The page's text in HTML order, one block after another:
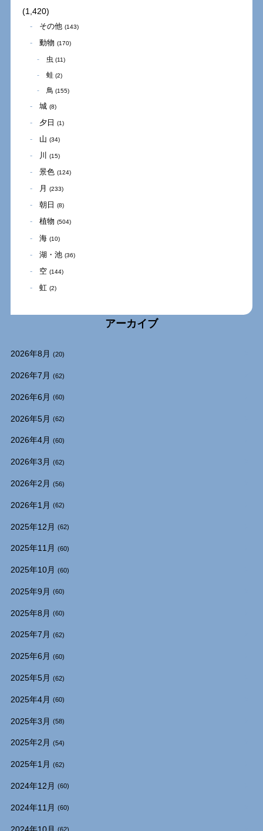
(1,420)
その他 (143)
動物 (170)
虫 (11)
蛙 (2)
鳥 (155)
城 (8)
夕日 (1)
山 (34)
川 (15)
景色 (124)
月 (233)
朝日 (8)
植物 (504)
海 (10)
湖・池 (36)
空 (144)
虹 (2)
アーカイブ
2026年8月 (20)
2026年7月 (62)
2026年6月 (60)
2026年5月 (62)
2026年4月 (60)
2026年3月 (62)
2026年2月 (56)
2026年1月 (62)
2025年12月 (62)
2025年11月 (60)
2025年10月 (60)
2025年9月 (60)
2025年8月 (60)
2025年7月 (62)
2025年6月 (60)
2025年5月 (62)
2025年4月 (60)
2025年3月 (58)
2025年2月 (54)
2025年1月 (62)
2024年12月 (60)
2024年11月 (60)
2024年10月 (62)